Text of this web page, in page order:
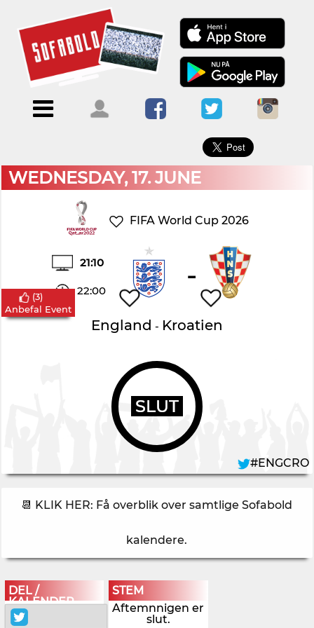
Menu
ForsideKalendere
Blogs
Om
Sofabold
Kontakt
bruger
ind
×
WEDNESDAY, 17. JUNE
FIFA World Cup 2026
21:10
22:00 -
England - Kroatien
SLUT
(3)
Anbefal Event
#ENGCRO
📆 KLIK HER: Få overblik over samtlige Sofabold
kalendere.
DEL /
KALENDER
STEM
Aftemnnigen er
slut.